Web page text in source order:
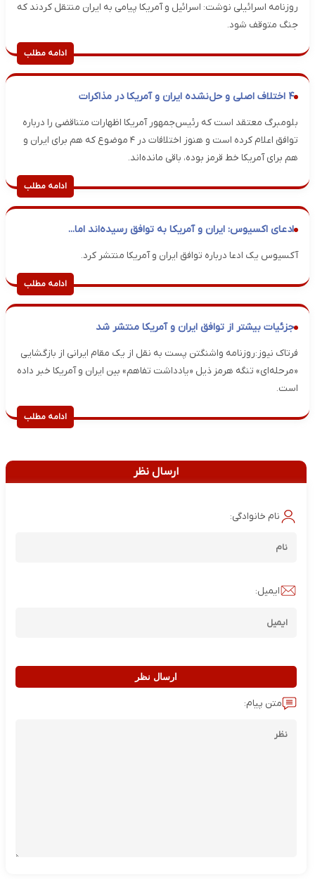
روزنامه اسرائیلی نوشت: اسرائیل و آمریکا پیامی به ایران منتقل کردند که
جنگ متوقف شود.
ادامه مطلب
۴ اختلاف اصلی و حل‌نشده ایران و آمریکا در مذاکرات
بلومبرگ معتقد است که رئیس‌جمهور آمریکا اظهارات متناقضی را درباره
توافق اعلام کرده است و هنوز اختلافات در ۴ موضوع که هم برای ایران و
هم برای آمریکا خط قرمز بوده، باقی مانده‌اند.
ادامه مطلب
ادعای اکسیوس: ایران و آمریکا به توافق رسیده‌اند اما...
آکسیوس یک ادعا درباره توافق ایران و آمریکا منتشر کرد.
ادامه مطلب
جزئیات بیشتر از توافق ایران و آمریکا منتشر شد
فرتاک نیوز:روزنامه واشنگتن پست به نقل از یک مقام ایرانی از بازگشایی
«مرحله‌ای» تنگه هرمز ذیل «یادداشت تفاهم» بین ایران و آمریکا خبر داده
است.
ادامه مطلب
ارسال نظر
نام خانوادگی:
ایمیل:
ارسال نظر
متن پیام: